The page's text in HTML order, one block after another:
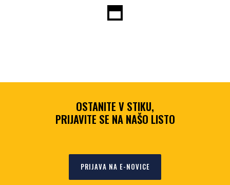
OSTANITE V STIKU,
PRIJAVITE SE NA NAŠO LISTO
PRIJAVA NA E-NOVICE